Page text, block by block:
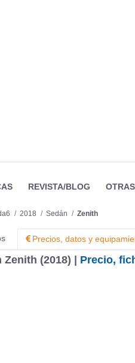
REVISTA/BLOG
2018 Sedán Zenith
Precios, datos y
Zenith (2018) | Precio,